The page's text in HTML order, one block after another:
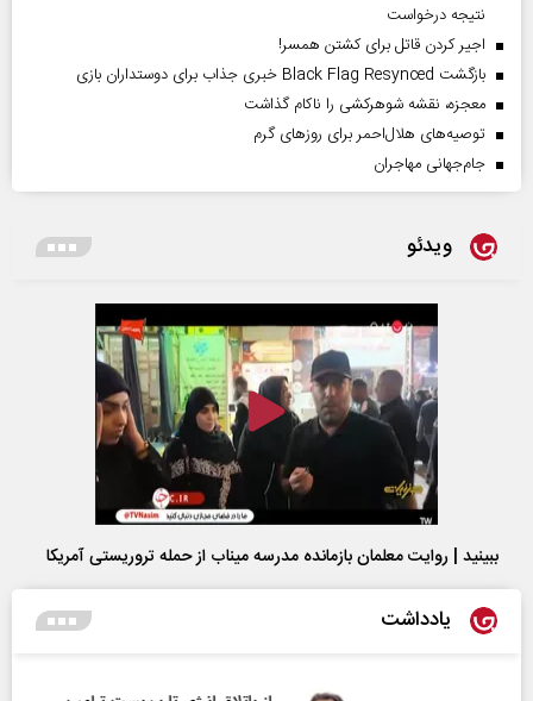
نتیجه درخواست
اجیر کردن قاتل برای کشتن همسر!
بازگشت Black Flag Resynced خبری جذاب برای دوستداران بازی
معجزه، نقشه شوهرکشی را ناکام گذاشت
توصیه‌های هلال‌احمر برای روز‌های گرم
جام‌جهانی مهاجران
ویدئو
ببینید | روایت معلمان بازمانده مدرسه میناب از حمله تروریستی آمریکا
یادداشت